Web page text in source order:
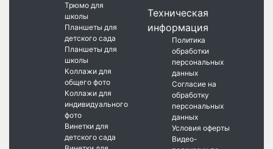
Трюмо для
школы
Планшеты для
детского сада
Планшеты для
школы
Коллажи для
общего фото
Коллажи для
индивидуального
фото
Винетки для
детского сада
Техническая
информация
Политика
обработки
персональных
данных
Согласие на
обработку
персональных
данных
Условия оферты
Видео-